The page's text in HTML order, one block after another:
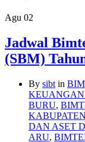
Agu 02
Jadwal
(SBM)
By sibt in
BURU,
DAN ASET
ARU,